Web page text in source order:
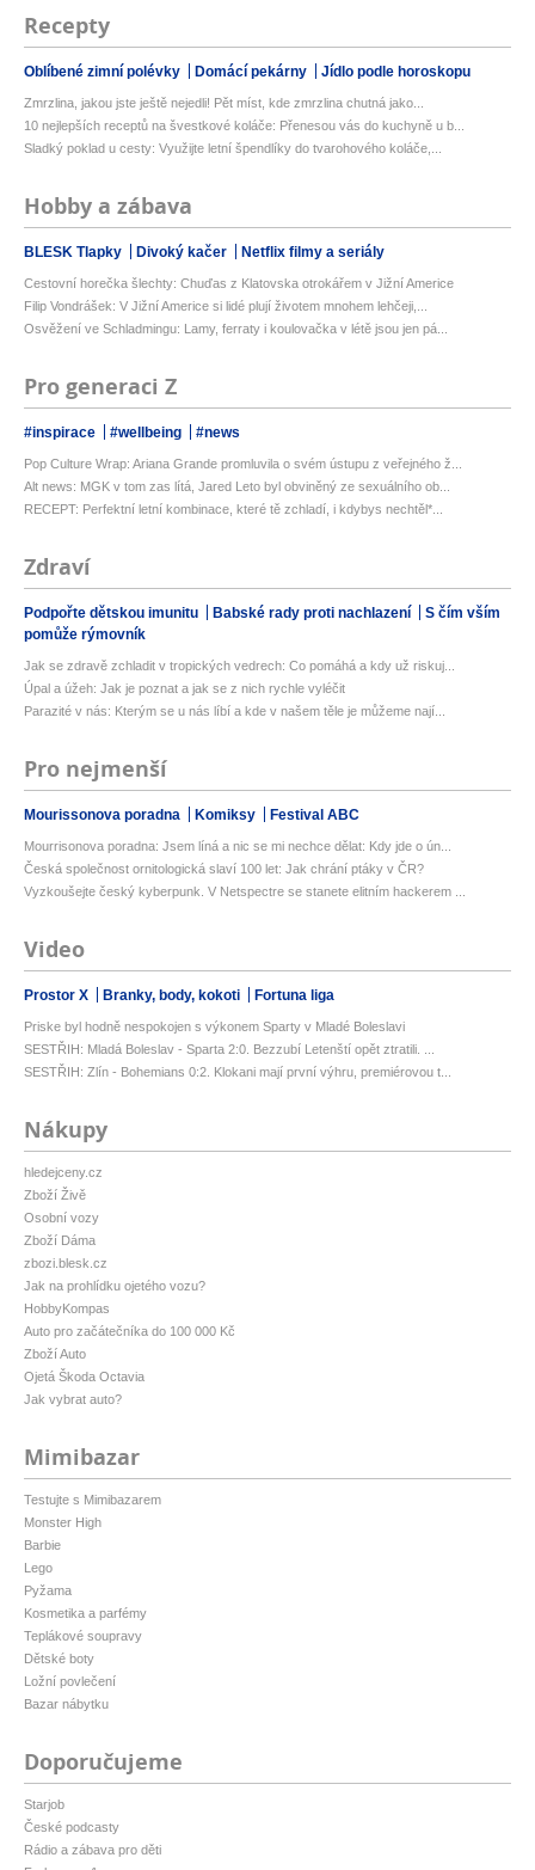
Recepty
Oblíbené zimní polévky Domácí pekárny Jídlo podle horoskopu
Zmrzlina, jakou jste ještě nejedli! Pět míst, kde zmrzlina chutná jako...
10 nejlepších receptů na švestkové koláče: Přenesou vás do kuchyně u b...
Sladký poklad u cesty: Využijte letní špendlíky do tvarohového koláče,...
Hobby a zábava
BLESK Tlapky Divoký kačer Netflix filmy a seriály
Cestovní horečka šlechty: Chuďas z Klatovska otrokářem v Jižní Americe
Filip Vondrášek: V Jižní Americe si lidé plují životem mnohem lehčeji,...
Osvěžení ve Schladmingu: Lamy, ferraty i koulovačka v létě jsou jen pá...
Pro generaci Z
#inspirace #wellbeing #news
Pop Culture Wrap: Ariana Grande promluvila o svém ústupu z veřejného ž...
Alt news: MGK v tom zas lítá, Jared Leto byl obviněný ze sexuálního ob...
RECEPT: Perfektní letní kombinace, které tě zchladí, i kdybys nechtěl*...
Zdraví
Podpořte dětskou imunitu Babské rady proti nachlazení
S čím vším
pomůže rýmovník
Jak se zdravě zchladit v tropických vedrech: Co pomáhá a kdy už riskuj...
Úpal a úžeh: Jak je poznat a jak se z nich rychle vyléčit
Parazité v nás: Kterým se u nás líbí a kde v našem těle je můžeme nají...
Pro nejmenší
Mourissonova poradna Komiksy Festival ABC
Mourrisonova poradna: Jsem líná a nic se mi nechce dělat: Kdy jde o ún...
Česká společnost ornitologická slaví 100 let: Jak chrání ptáky v ČR?
Vyzkoušejte český kyberpunk. V Netspectre se stanete elitním hackerem ...
Video
Prostor X Branky, body, kokoti Fortuna liga
Priske byl hodně nespokojen s výkonem Sparty v Mladé Boleslavi
SESTŘIH: Mladá Boleslav - Sparta 2:0. Bezzubí Letenští opět ztratili. ...
SESTŘIH: Zlín - Bohemians 0:2. Klokani mají první výhru, premiérovou t...
Nákupy
hledejceny.cz
Zboží Živě
Osobní vozy
Zboží Dáma
zbozi.blesk.cz
Jak na prohlídku ojetého vozu?
HobbyKompas
Auto pro začátečníka do 100 000 Kč
Zboží Auto
Ojetá Škoda Octavia
Jak vybrat auto?
Mimibazar
Testujte s Mimibazarem
Monster High
Barbie
Lego
Pyžama
Kosmetika a parfémy
Teplákové soupravy
Dětské boty
Ložní povlečení
Bazar nábytku
Doporučujeme
Starjob
České podcasty
Rádio a zábava pro děti